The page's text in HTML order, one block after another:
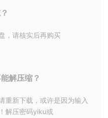
，请核实后再购买
解压缩？
重新下载，或许是因为输入
解压密码yiku或